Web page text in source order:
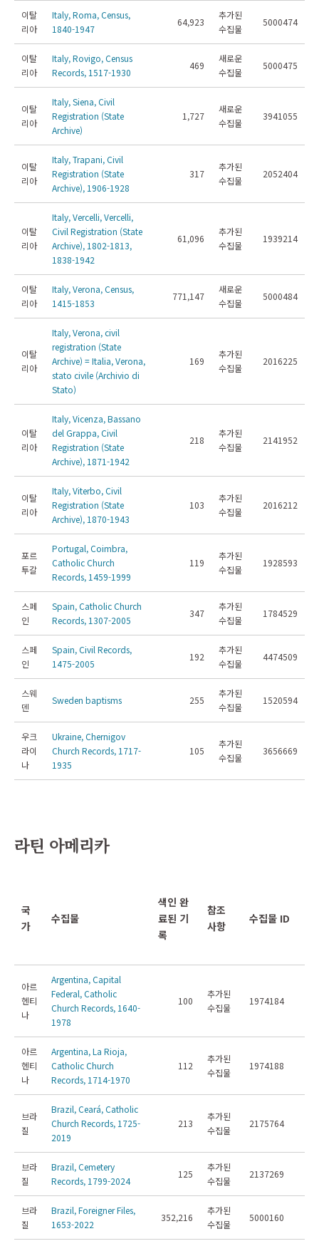
이탈
리아
Italy, Roma, Census,
1840-1947
64,923
추가된
수집물
5000474
이탈
리아
Italy, Rovigo, Census
Records, 1517-1930
469
새로운
수집물
5000475
이탈
리아
Italy, Siena, Civil
Registration (State
Archive)
1,727
새로운
수집물
3941055
이탈
리아
Italy, Trapani, Civil
Registration (State
Archive), 1906-1928
317
추가된
수집물
2052404
이탈
리아
Italy, Vercelli, Vercelli,
Civil Registration (State
Archive), 1802-1813,
1838-1942
61,096
추가된
수집물
1939214
이탈
리아
Italy, Verona, Census,
1415-1853
771,147
새로운
수집물
5000484
이탈
리아
Italy, Verona, civil
registration (State
Archive) = Italia, Verona,
stato civile (Archivio di
Stato)
169
추가된
수집물
2016225
이탈
리아
Italy, Vicenza, Bassano
del Grappa, Civil
Registration (State
Archive), 1871-1942
218
추가된
수집물
2141952
이탈
리아
Italy, Viterbo, Civil
Registration (State
Archive), 1870-1943
103
추가된
수집물
2016212
포르
투갈
Portugal, Coimbra,
Catholic Church
Records, 1459-1999
119
추가된
수집물
1928593
스페
인
Spain, Catholic Church
Records, 1307-2005
347
추가된
수집물
1784529
스페
인
Spain, Civil Records,
1475-2005
192
추가된
수집물
4474509
스웨
덴
Sweden baptisms 255
추가된
수집물
1520594
우크
라이
나
Ukraine, Chernigov
Church Records, 1717-
1935
105
추가된
수집물
3656669
라틴 아메리카
국
가
수집물
색인 완
료된 기
록
참조
사항
수집물 ID
아르
헨티
나
Argentina, Capital
Federal, Catholic
Church Records, 1640-
1978
100
추가된
수집물
1974184
아르
헨티
나
Argentina, La Rioja,
Catholic Church
Records, 1714-1970
112
추가된
수집물
1974188
브라
질
Brazil, Ceará, Catholic
Church Records, 1725-
2019
213
추가된
수집물
2175764
브라
질
Brazil, Cemetery
Records, 1799-2024
125
추가된
수집물
2137269
브라
질
Brazil, Foreigner Files,
1653-2022
352,216
추가된
수집물
5000160